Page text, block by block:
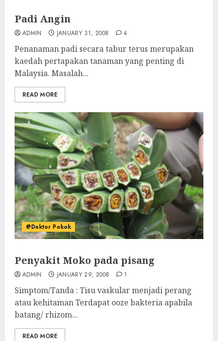
Padi Angin
ADMIN JANUARY 31, 2008 4
Penanaman padi secara tabur terus merupakan
kaedah pertapakan tanaman yang penting di
Malaysia. Masalah...
READ MORE
@Doktor Pokok
Penyakit Moko pada pisang
ADMIN JANUARY 29, 2008 1
Simptom/Tanda : Tisu vaskular menjadi perang
atau kehitaman Terdapat ooze bakteria apabila
batang/ rhizom...
READ MORE